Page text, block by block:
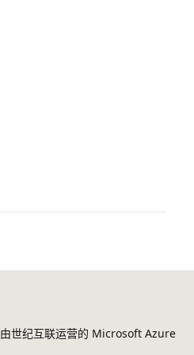
由世纪互联运营的 Microsoft Azure